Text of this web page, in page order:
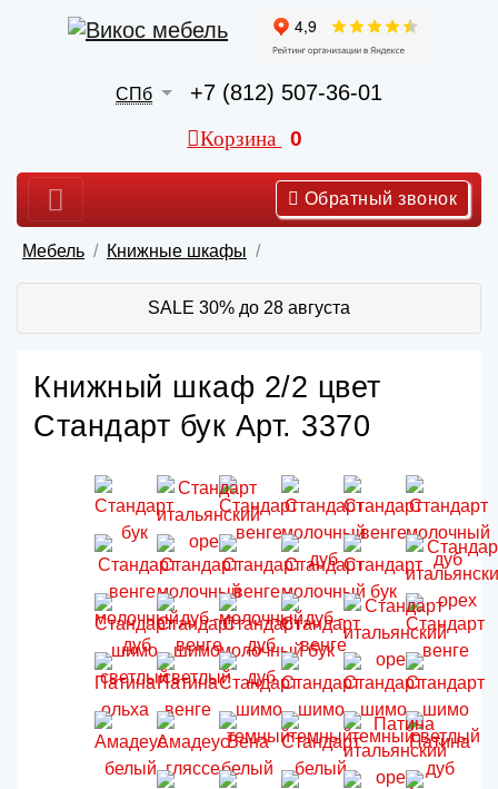
СПб +7 (812) 507-36-01
Корзина 0
Обратный звонок
Мебель Книжные шкафы
SALE 30% до 28 августа
Книжный шкаф 2/2 цвет
Стандарт бук Арт. 3370